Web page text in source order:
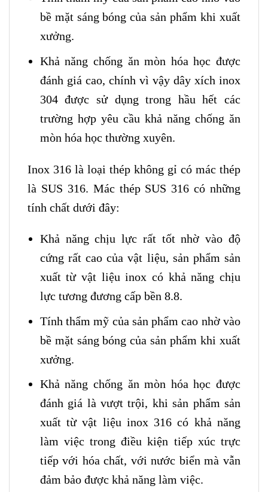
bề mặt sáng bóng của sản phẩm khi xuất
xưởng.
Khả năng chống ăn mòn hóa học được
đánh giá cao, chính vì vậy dây xích inox
304 được sử dụng trong hầu hết các
trường hợp yêu cầu khả năng chống ăn
mòn hóa học thường xuyên.
Inox 316 là loại thép không gỉ có mác thép
là SUS 316. Mác thép SUS 316 có những
tính chất dưới đây:
Khả năng chịu lực rất tốt nhờ vào độ
cứng rất cao của vật liệu, sản phẩm sản
xuất từ vật liệu inox có khả năng chịu
lực tương đương cấp bền 8.8.
Tính thẩm mỹ của sản phẩm cao nhờ vào
bề mặt sáng bóng của sản phẩm khi xuất
xưởng.
Khả năng chống ăn mòn hóa học được
đánh giá là vượt trội, khi sản phẩm sản
xuất từ vật liệu inox 316 có khả năng
làm việc trong điều kiện tiếp xúc trực
tiếp với hóa chất, với nước biển mà vẫn
đảm bảo được khả năng làm việc.